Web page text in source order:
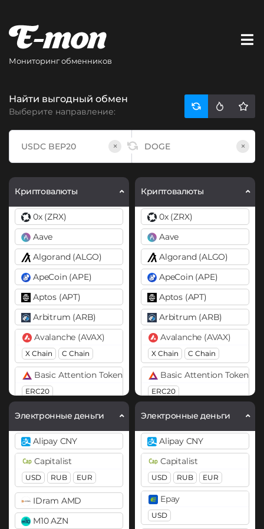
Мониторинг обменников
Найти выгодный обмен
Выберите направление:
× ×
Криптовалюты
0x (ZRX)
Aave
Algorand (ALGO)
ApeCoin (APE)
Aptos (APT)
Arbitrum (ARB)
Avalanche (AVAX)
X Chain C Chain
Basic Attention Token (BAT)
ERC20
Binance Coin (BNB)
BEP20 BEP2
Bitcoin (BTC)
BTC BEP20
OP
ARB AVAXC
Bitcoin Cash (BCH)
Bitcoin SV (BSV)
Электронные деньги
Alipay CNY
Capitalist
USD RUB EUR
IDram AMD
M10 AZN
Криптовалюты
0x (ZRX)
Aave
Algorand (ALGO)
ApeCoin (APE)
Aptos (APT)
Arbitrum (ARB)
Avalanche (AVAX)
X Chain C Chain
Basic Attention Token
ERC20
Binance Coin (BNB)
BEP20 BEP2
Bitcoin (BTC)
BTC BEP20
OP
ARB AVAXC
Bitcoin Cash (BCH)
Bitcoin SV (BSV)
Электронные деньги
Alipay CNY
Capitalist
USD RUB EUR
Epay
USD